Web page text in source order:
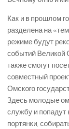
Как и в прошлом
разделена на
режиме будут
событий Великой
также смогут
совместный
Омского
Здесь молодые
службу и попадут
портянки,